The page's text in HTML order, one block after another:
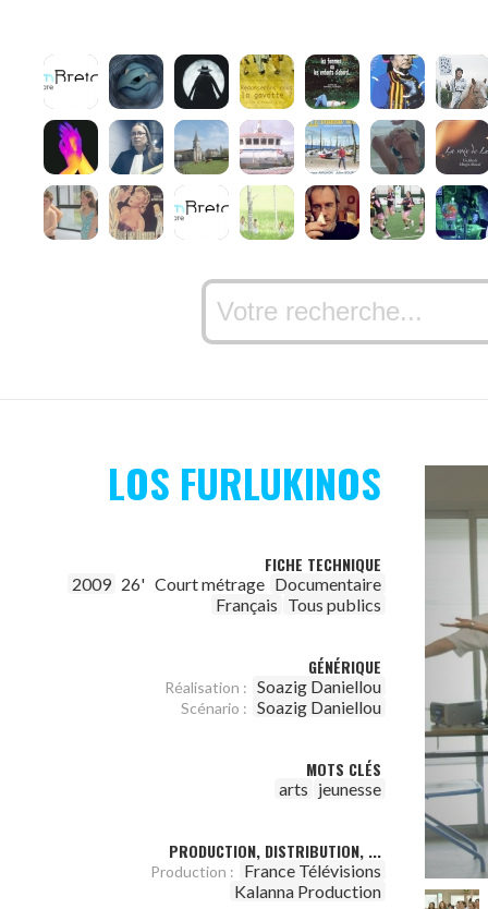
LOS FURLUKINOS
FICHE TECHNIQUE
2009 26' Court métrage Documentaire
Français Tous publics
GÉNÉRIQUE
Réalisation : Soazig Daniellou
Scénario : Soazig Daniellou
MOTS CLÉS
arts jeunesse
PRODUCTION, DISTRIBUTION, ...
Production :
France Télévisions
Kalanna Production